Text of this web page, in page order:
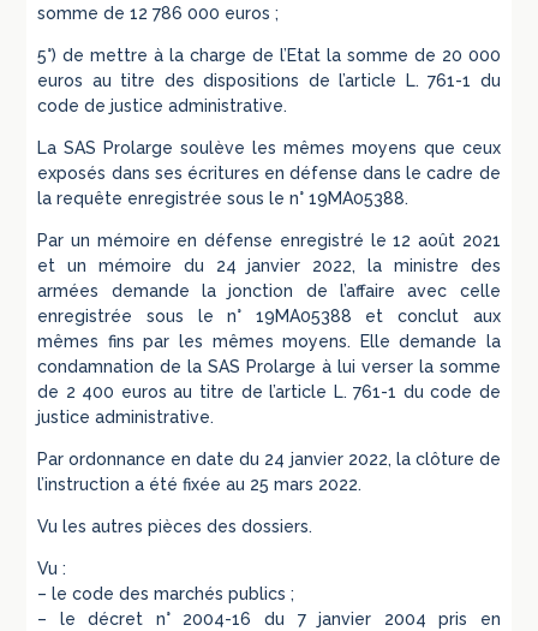
somme de 12 786 000 euros ;
5°) de mettre à la charge de l’Etat la somme de 20 000
euros au titre des dispositions de l’article L. 761-1 du
code de justice administrative.
La SAS Prolarge soulève les mêmes moyens que ceux
exposés dans ses écritures en défense dans le cadre de
la requête enregistrée sous le n° 19MA05388.
Par un mémoire en défense enregistré le 12 août 2021
et un mémoire du 24 janvier 2022, la ministre des
armées demande la jonction de l’affaire avec celle
enregistrée sous le n° 19MA05388 et conclut aux
mêmes fins par les mêmes moyens. Elle demande la
condamnation de la SAS Prolarge à lui verser la somme
de 2 400 euros au titre de l’article L. 761-1 du code de
justice administrative.
Par ordonnance en date du 24 janvier 2022, la clôture de
l’instruction a été fixée au 25 mars 2022.
Vu les autres pièces des dossiers.
Vu :
– le code des marchés publics ;
– le décret n° 2004-16 du 7 janvier 2004 pris en